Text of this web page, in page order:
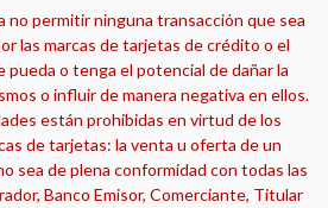
no permitir ninguna transacción que sea
las marcas de tarjetas de crédito o el
pueda o tenga el potencial de dañar la
o influir de manera negativa en ellos.
están prohibidas en virtud de los
de tarjetas: la venta u oferta de un
sea de plena conformidad con todas las
Banco Emisor, Comerciante, Titular